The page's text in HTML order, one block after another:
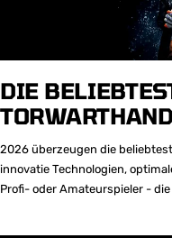
DIE
2026 überzeugen die
innovatie Technologien,
Profi- oder Amateurspieler -